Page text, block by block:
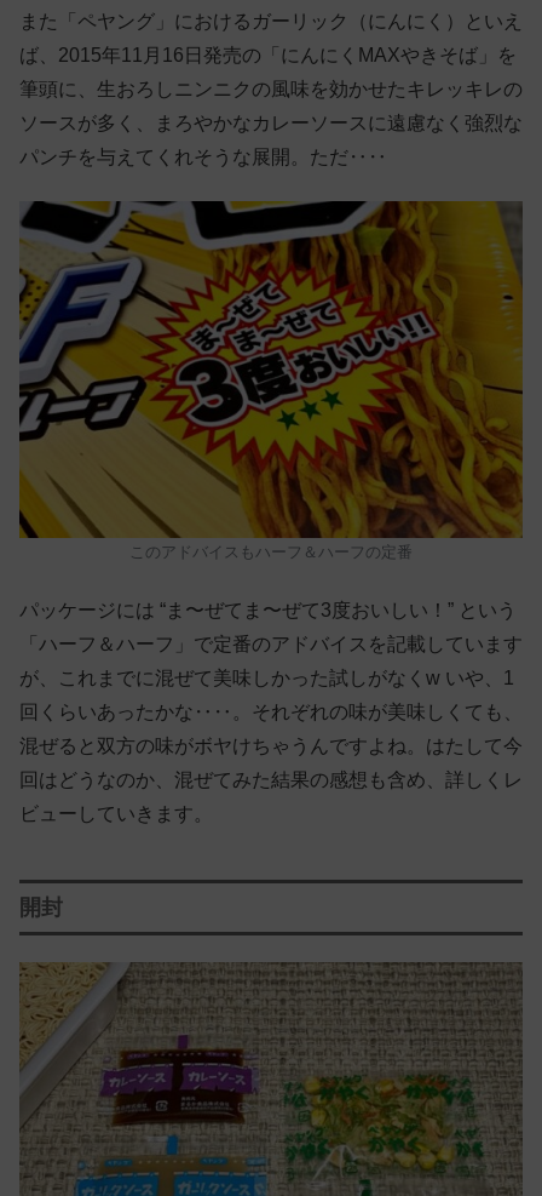
また「ペヤング」におけるガーリック（にんにく）といえ
ば、2015年11月16日発売の「にんにくMAXやきそば」を
筆頭に、生おろしニンニクの風味を効かせたキレッキレの
ソースが多く、まろやかなカレーソースに遠慮なく強烈な
パンチを与えてくれそうな展開。ただ‥‥
このアドバイスもハーフ＆ハーフの定番
パッケージには “ま〜ぜてま〜ぜて3度おいしい！” という
「ハーフ＆ハーフ」で定番のアドバイスを記載しています
が、これまでに混ぜて美味しかった試しがなくw いや、1
回くらいあったかな‥‥。それぞれの味が美味しくても、
混ぜると双方の味がボヤけちゃうんですよね。はたして今
回はどうなのか、混ぜてみた結果の感想も含め、詳しくレ
ビューしていきます。
開封